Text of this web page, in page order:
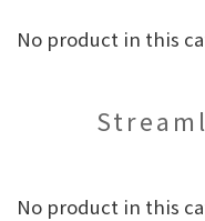
No product in this
No product in this